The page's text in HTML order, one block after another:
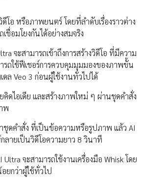
ดีโอ หรือภาพยนตร์ โดยที่ลำดับเรื่องราวต่าง
ชื่อมโยงกันได้อย่างสมจริง
จะสามารถเข้าถึงการสร้างวิดีโอ ที่มีความ
รถใช้ฟีเชอร์การควบคุมมุมมองของภาพขั้น
ดล Veo 3 ก่อนผู้ใช้งานทั่วไปได้
คิดไอเดีย และสร้างภาพใหม่ ๆ ผ่านชุดคำสั่ง
พ
ชุดคำสั่ง ที่เป็นข้อความหรือรูปภาพ แล้ว AI
ลายเป็นวิดีโอความยาว 8 วินาที
จะสามารถใช้งานเครื่องมือ Whisk โดย
ยกว่าผู้ใช้ทั่วไป